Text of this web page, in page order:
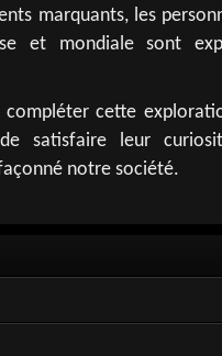
marquants, les
et mondiale sont
compléter cette
satisfaire leur
notre société.